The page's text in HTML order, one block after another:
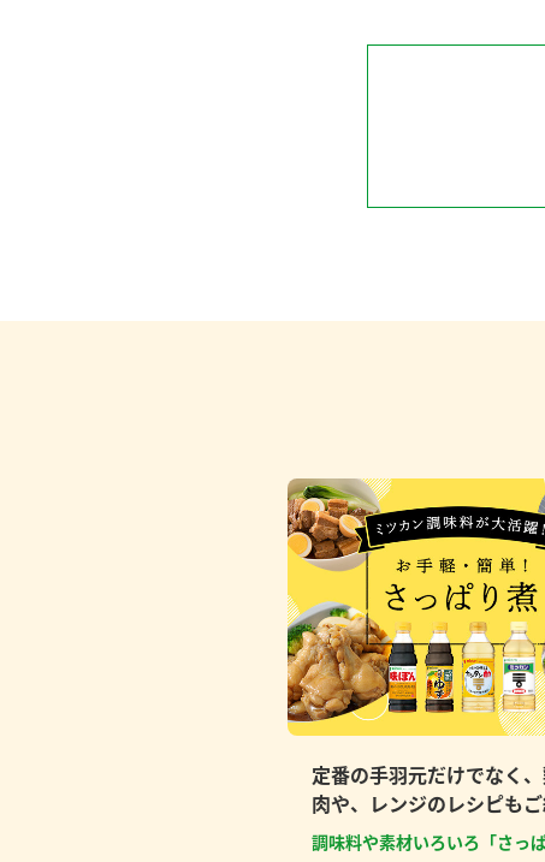
定番の手羽元だけでなく
肉や、レンジのレシピもご
調味料や素材いろいろ「さっぱ